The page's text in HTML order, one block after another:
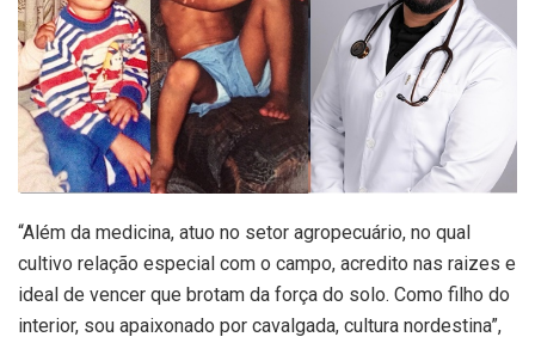
“Além da medicina, atuo no setor agropecuário, no qual
cultivo relação especial com o campo, acredito nas raizes e
ideal de vencer que brotam da força do solo. Como filho do
interior, sou apaixonado por cavalgada, cultura nordestina”,